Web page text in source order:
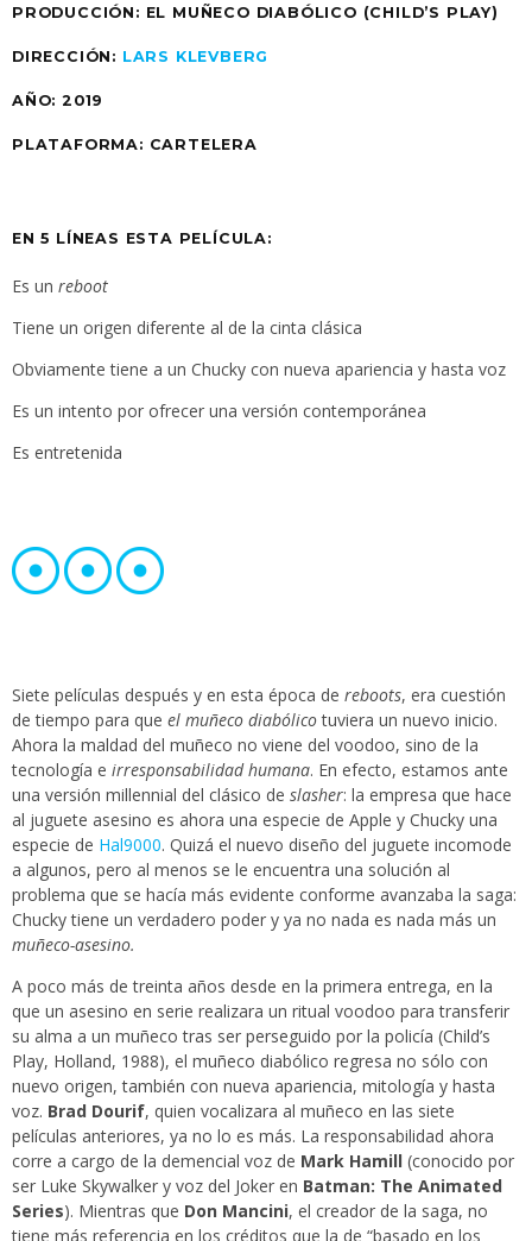
PRODUCCIÓN: EL MUÑECO DIABÓLICO (CHILD’S PLAY)
DIRECCIÓN: LARS KLEVBERG
AÑO: 2019
PLATAFORMA: CARTELERA
EN 5 LÍNEAS ESTA PELÍCULA:
Es un reboot
Tiene un origen diferente al de la cinta clásica
Obviamente tiene a un Chucky con nueva apariencia y hasta voz
Es un intento por ofrecer una versión contemporánea
Es entretenida
Siete películas después y en esta época de reboots, era cuestión
de tiempo para que el muñeco diabólicotuviera un nuevo inicio.
Ahora la maldad del muñeco no viene del voodoo, sino de la
tecnología e irresponsabilidad humana. En efecto, estamos ante
una versión millennial del clásico de slasher: la empresa que hace
al juguete asesino es ahora una especie de Apple y Chucky una
especie de Hal9000. Quizá el nuevo diseño del juguete incomode
a algunos, pero al menos se le encuentra una solución al
problema que se hacía más evidente conforme avanzaba la saga:
Chucky tiene un verdadero poder y ya no nada es nada más un
muñeco-asesino.
A poco más de treinta años desde en la primera entrega, en la
que un asesino en serie realizara un ritual voodoo para transferir
su alma a un muñeco tras ser perseguido por la policía (Child’s
Play, Holland, 1988), el muñeco diabólico regresa no sólo con
nuevo origen, también con nueva apariencia, mitología y hasta
voz. Brad Dourif, quien vocalizara al muñeco en las siete
películas anteriores, ya no lo es más. La responsabilidad ahora
corre a cargo de la demencial voz de Mark Hamill (conocido por
ser Luke Skywalker y voz del Joker en Batman: The Animated
Series). Mientras que Don Mancini, el creador de la saga, no
tiene más referencia en los créditos que la de “basado en los